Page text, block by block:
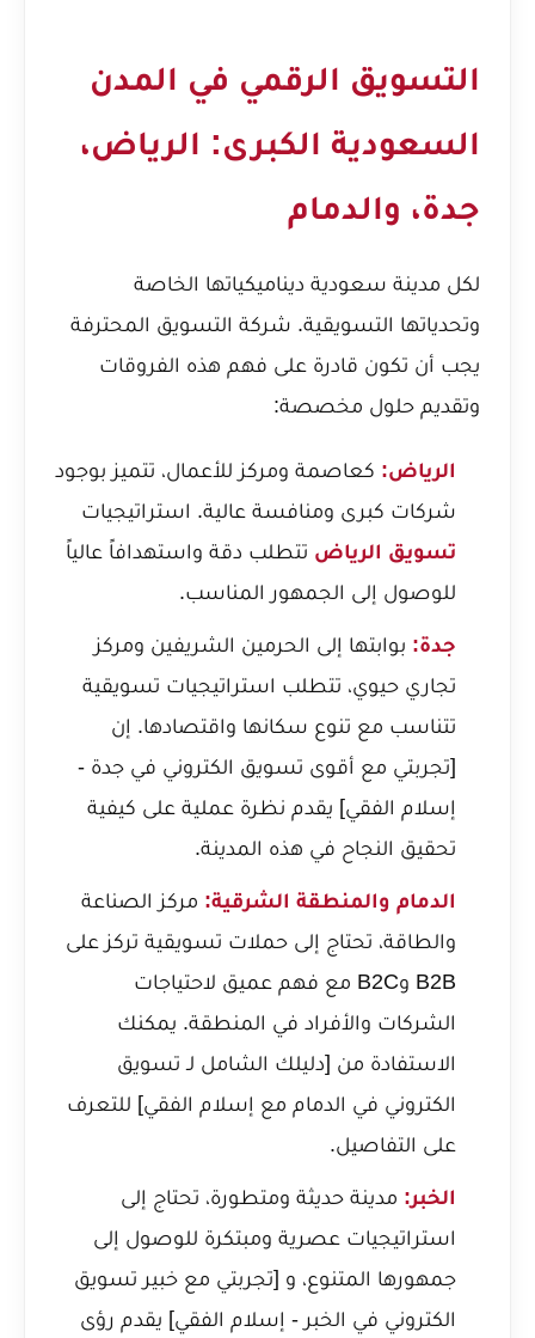
التسويق الرقمي في المدن
السعودية الكبرى: الرياض،
جدة، والدمام
لكل مدينة سعودية ديناميكياتها الخاصة
وتحدياتها التسويقية. شركة التسويق المحترفة
يجب أن تكون قادرة على فهم هذه الفروقات
وتقديم حلول مخصصة:
الرياض: كعاصمة ومركز للأعمال، تتميز بوجود
شركات كبرى ومنافسة عالية. استراتيجيات
تسويق الرياض تتطلب دقة واستهدافاً عالياً
للوصول إلى الجمهور المناسب.
جدة: بوابتها إلى الحرمين الشريفين ومركز
تجاري حيوي، تتطلب استراتيجيات تسويقية
تتناسب مع تنوع سكانها واقتصادها. إن
[تجربتي مع أقوى تسويق الكتروني في جدة -
إسلام الفقي] يقدم نظرة عملية على كيفية
تحقيق النجاح في هذه المدينة.
الدمام والمنطقة الشرقية: مركز الصناعة
والطاقة، تحتاج إلى حملات تسويقية تركز على
B2B وB2C مع فهم عميق لاحتياجات
الشركات والأفراد في المنطقة. يمكنك
الاستفادة من [دليلك الشامل لـ تسويق
الكتروني في الدمام مع إسلام الفقي] للتعرف
على التفاصيل.
الخبر: مدينة حديثة ومتطورة، تحتاج إلى
استراتيجيات عصرية ومبتكرة للوصول إلى
جمهورها المتنوع، و [تجربتي مع خبير تسويق
الكتروني في الخبر - إسلام الفقي] يقدم رؤى